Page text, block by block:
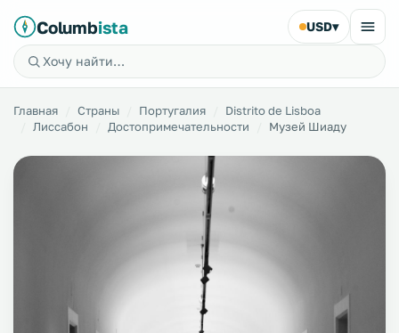
Columbista USD▾
Главная Страны Португалия
Distrito de Lisboa
Лиссабон
Достопримечательности Музей Шиаду